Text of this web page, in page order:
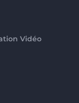
Vidéo